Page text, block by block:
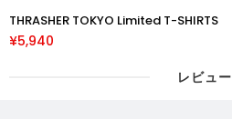
THRASHER TOKYO Limited T-SHIRTS
¥5,940
レビュー